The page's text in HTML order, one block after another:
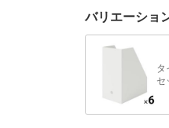
バリエーショ
タ
セ